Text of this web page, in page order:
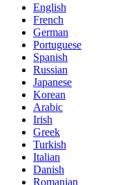
English
French
German
Portuguese
Spanish
Russian
Japanese
Korean
Arabic
Irish
Greek
Turkish
Italian
Danish
Romanian